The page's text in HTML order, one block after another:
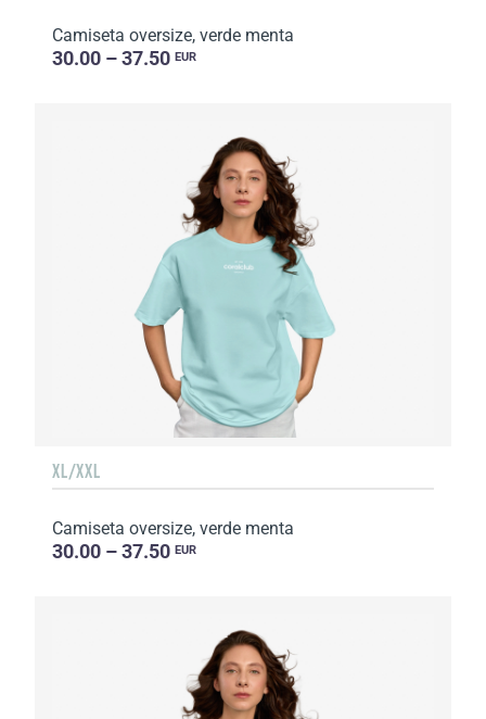
Camiseta oversize, verde menta
30.00 – 37.50 EUR
XL/XXL
Camiseta oversize, verde menta
30.00 – 37.50 EUR